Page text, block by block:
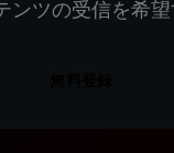
ツの受信を希